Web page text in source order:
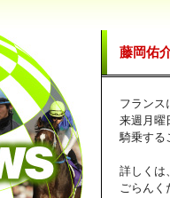
藤岡佑
フランス
来週月曜
騎乗する
詳しくは
ごらんく